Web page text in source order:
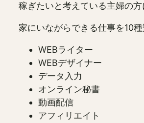
稼ぎたいと考えている主婦の
家にいながらできる仕事を10種
WEBライター
WEBデザイナー
データ入力
オンライン秘書
動画配信
アフィリエイト